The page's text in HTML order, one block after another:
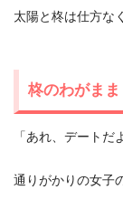
太陽と柊は仕方な
柊のわがまま
「あれ、デートだ
通りがかりの女子